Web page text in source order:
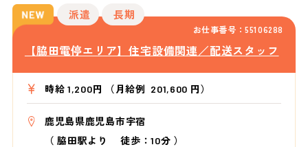
お仕事番号：55106288
派遣 長期
【脇田電停エリア】住宅設備関連／配送スタッフ
時給 1,200円 （月給例 201,600 円）
鹿児島県鹿児島市宇宿
（脇田駅より徒歩：10分 ）